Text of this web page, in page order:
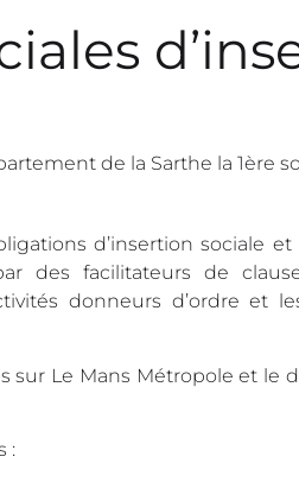
de la Sarthe la 1ère
d’insertion sociale et
des facilitateurs de
donneurs d’ordre et
sur Le Mans Métropole et le
: